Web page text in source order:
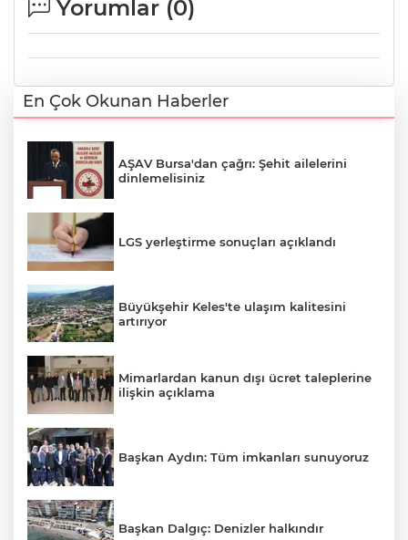
Yorumlar (0)
En Çok Okunan Haberler
AŞAV Bursa'dan çağrı: Şehit ailelerini
dinlemelisiniz
LGS yerleştirme sonuçları açıklandı
Büyükşehir Keles'te ulaşım kalitesini
artırıyor
Mimarlardan kanun dışı ücret taleplerine
ilişkin açıklama
Başkan Aydın: Tüm imkanları sunuyoruz
Başkan Dalgıç: Denizler halkındır